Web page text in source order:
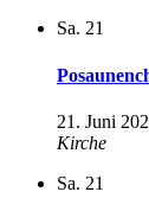
Sa. 21
21. Juni
Kirche
Sa. 21